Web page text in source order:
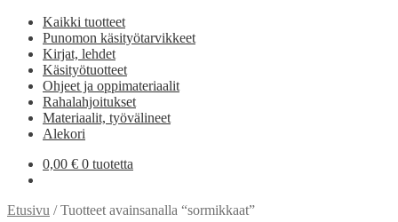
Kaikki tuotteet
Punomon käsityötarvikkeet
Kirjat, lehdet
Käsityötuotteet
Ohjeet ja oppimateriaalit
Rahalahjoitukset
Materiaalit, työvälineet
Alekori
0,00 € 0 tuotetta
Etusivu /Tuotteet avainsanalla “sormikkaat”